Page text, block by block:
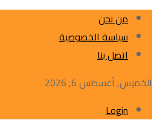
من نحن
سياسة الخصوصية
اتصل بنا
الخميس, أغسطس 6, 2026
Login